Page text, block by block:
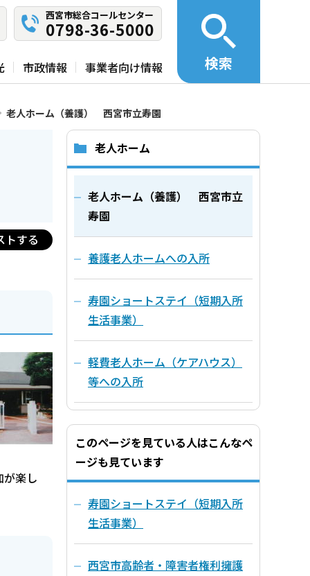
西宮市総合コールセンター
0798-36-5000
市政情報 事業者向け情報 検索
老人ホーム（養護） 西宮市立寿園
トする
が楽し
老人ホーム
老人ホーム（養護） 西宮市立
寿園
養護老人ホームへの入所
寿園ショートステイ（短期入所
生活事業）
軽費老人ホーム（ケアハウス）
等への入所
このページを見ている人はこんなペ
ージも見ています
寿園ショートステイ（短期入所
生活事業）
西宮市高齢者・障害者権利擁護